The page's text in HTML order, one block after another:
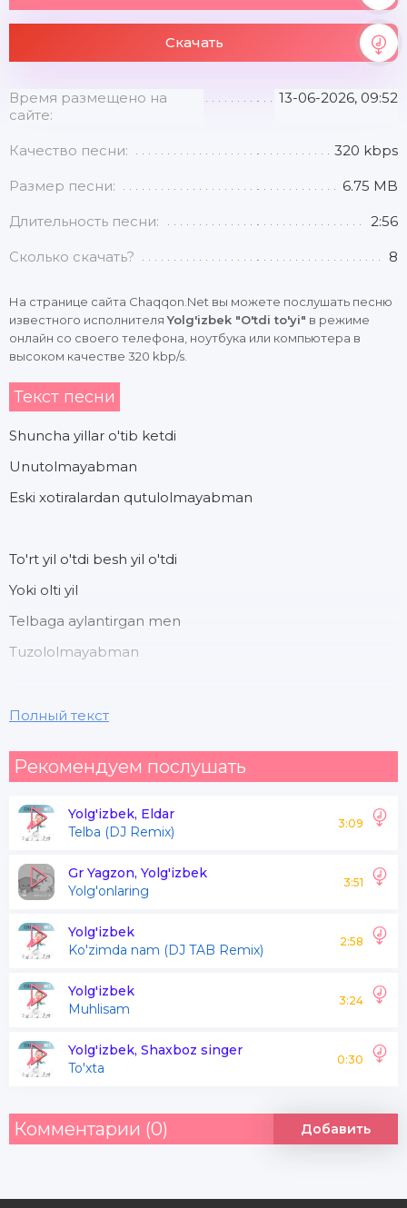
Скачать
Время размещено на
сайте:
13-06-2026, 09:52
Качество песни: 320 kbps
Размер песни: 6.75 MB
Длительность песни: 2:56
Сколько скачать? 8
На странице сайта Chaqqon.Net вы можете послушать песню
известного исполнителяYolg'izbek "O'tdi to'yi" в режиме
онлайн со своего телефона, ноутбука или компьютера в
высоком качестве 320 kbp/s.
Текст песни
Shuncha yillar o'tib ketdi
Unutolmayabman
Eski xotiralardan qutulolmayabman
To'rt yil o'tdi besh yil o'tdi
Yoki olti yil
Telbaga aylantirgan men
Tuzololmayabman
Farzandlar bor uni
Lekin men uhcun hamon
Ko'zlari xumor uni
Bilaman bu ishim xato
Bu ishim gunoh
Qo'limdan kelsayoq
Unutardim bugunoq
O'tdi to'yi yuragimni o'yib
Bevafoni go'shangkaga
O'tdi to'yi yuragimni o'yib
Полный текст
Рекомендуем послушать
Yolg'izbek, Eldar
Telba (DJ Remix)
3:09
Gr Yagzon, Yolg'izbek
Yolg'onlaring
3:51
Yolg'izbek
Ko'zimda nam (DJ TAB Remix)
2:58
Yolg'izbek
Muhlisam
3:24
Yolg'izbek, Shaxboz singer
To'xta
0:30
Комментарии (0) Добавить